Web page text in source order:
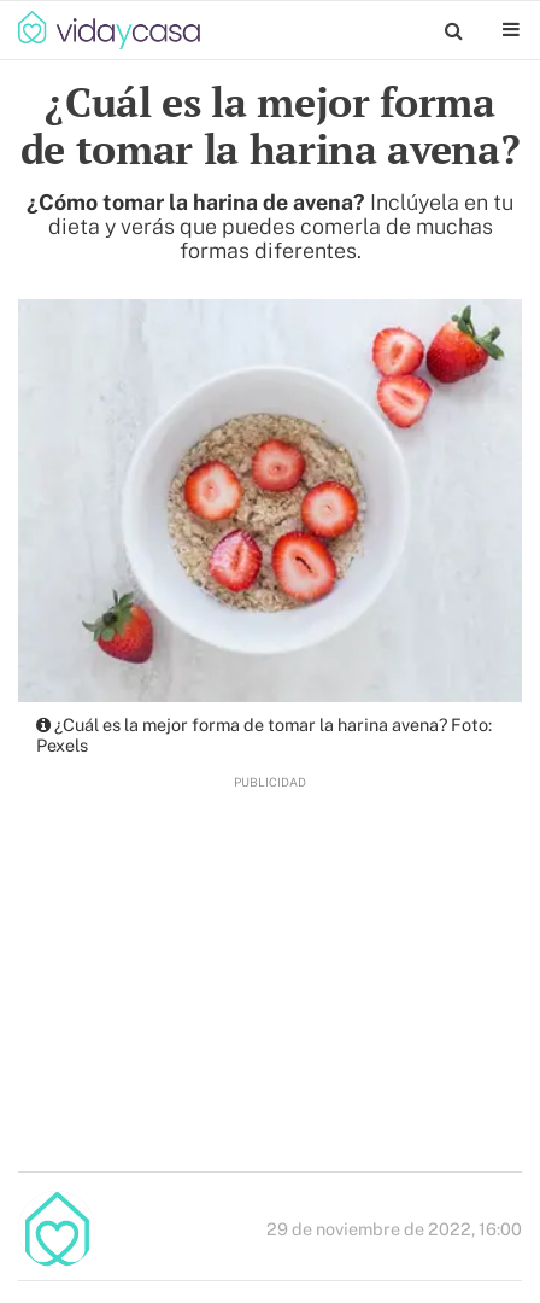
¿Cuál es la mejor forma
de tomar la harina avena?
¿Cómo tomar la harina de avena? Inclúyela en tu
dieta y verás que puedes comerla de muchas
formas diferentes.
¿Cuál es la mejor forma de tomar la harina avena? Foto:
Pexels
29 de noviembre de 2022, 16:00